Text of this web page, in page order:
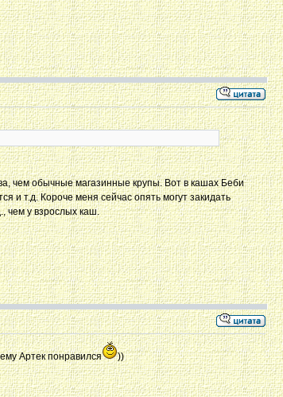
чем обычные магазинные крупы. Вот в кашах Беби
и т.д. Короче меня сейчас опять могут закидать
чем у взрослых каш.
Артек понравился ))